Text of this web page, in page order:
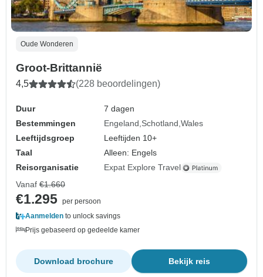
Oude Wonderen
Groot-Brittannië
4,5 (228 beoordelingen)
Duur
7 dagen
Bestemmingen
Engeland Schotland Wales
Leeftijdsgroep
Leeftijden 10+
Taal
Alleen: Engels
Reisorganisatie
Expat Explore Travel
Vanaf €1.660
€1.295 per persoon
Aanmelden to unlock savings
Prijs gebaseerd op gedeelde kamer
Bekijk reis
Download brochure